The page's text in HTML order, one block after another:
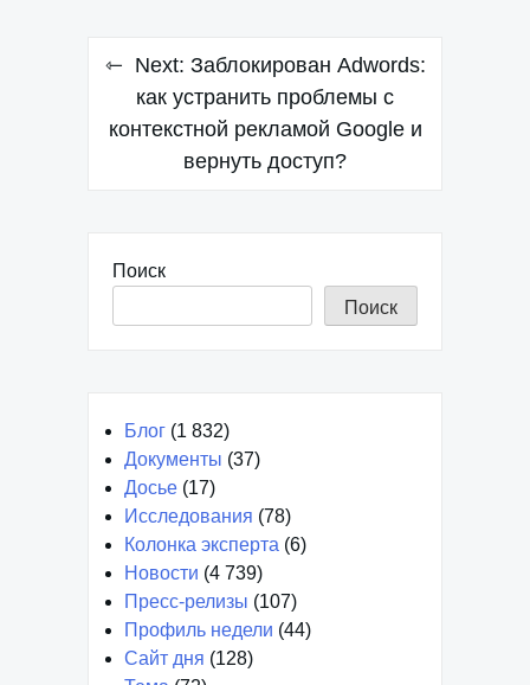
Навигация
записям
Next: Заблокирован Adwords:
как устранить проблемы с
контекстной рекламой Google и
вернуть доступ?
Поиск
Поиск
Блог (1 832)
Документы (37)
Досье (17)
Исследования (78)
Колонка эксперта (6)
Новости (4 739)
Пресс-релизы (107)
Профиль недели (44)
Сайт дня (128)